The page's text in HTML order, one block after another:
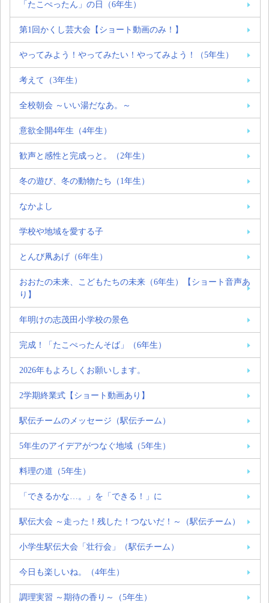
「たこぺったん」の日（6年生）
第1回かくし芸大会【ショート動画のみ！】
やってみよう！やってみたい！やってみよう！（5年生）
考えて（3年生）
全校朝会 ～いい湯だなあ。～
意欲全開4年生（4年生）
歓声と感性と完成っと。（2年生）
冬の遊び、冬の動物たち（1年生）
なかよし
学校や地域を愛する子
とんび凧あげ（6年生）
おおたの未来、こどもたちの未来（6年生）【ショート音声あ
り】
年明けの志茂田小学校の景色
完成！「たこぺったんそば」（6年生）
2026年もよろしくお願いします。
2学期終業式【ショート動画あり】
駅伝チームのメッセージ（駅伝チーム）
5年生のアイデアがつなぐ地域（5年生）
料理の道（5年生）
「できるかな…。」を「できる！」に
駅伝大会 ～走った！残した！つないだ！～（駅伝チーム）
小学生駅伝大会「壮行会」（駅伝チーム）
今日も楽しいね。（4年生）
調理実習 ～期待の香り～（5年生）